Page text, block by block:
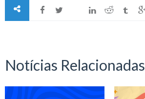
Notícias Relacionadas